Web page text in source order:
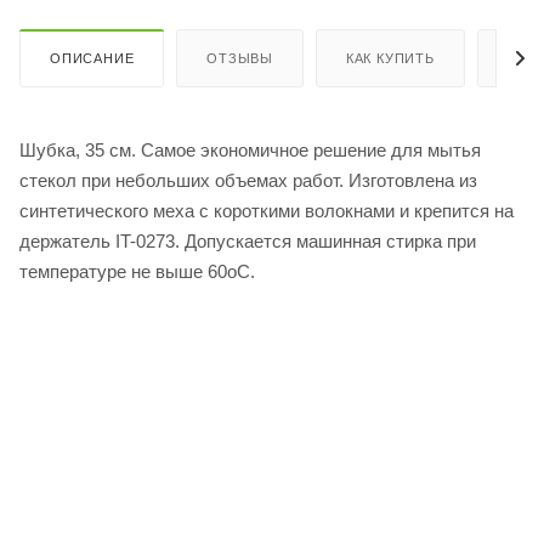
ОПИСАНИЕ ОТЗЫВЫ КАК КУПИТЬ
Шубка, 35 см. Самое экономичное решение для мытья
стекол при небольших объемах работ. Изготовлена из
синтетического меха с короткими волокнами и крепится на
держатель IT-0273. Допускается машинная стирка при
температуре не выше 60оС.